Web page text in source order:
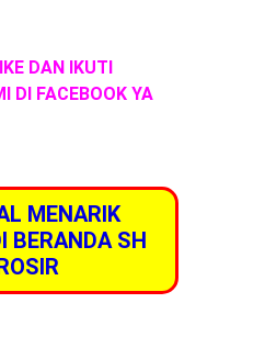
DAN IKUTI
DI FACEBOOK YA
MENARIK
BERANDA SH